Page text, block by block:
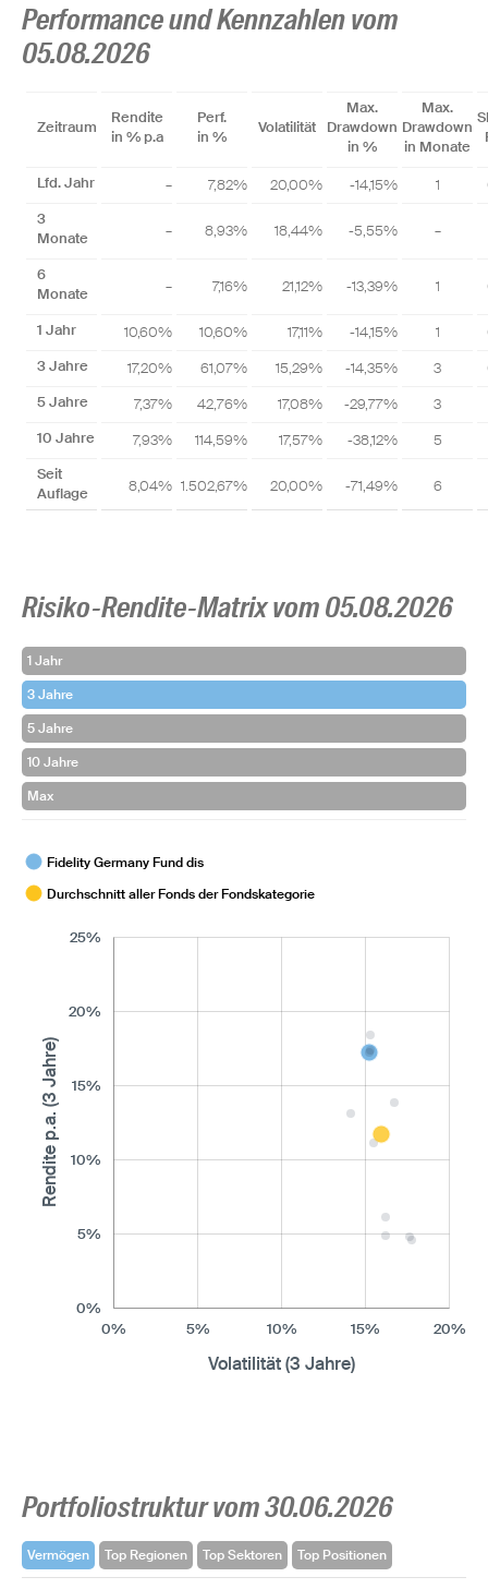
Performance und Kennzahlen vom
05.08.2026
Zeitraum
Rendite
in % p.a
Perf.
in %
Volatilität
Max.
Drawdown
in %
Max.
Drawdown
in Monate
Lfd. Jahr – 7,82% 20,00% -14,15% 1
3
Monate
– 8,93% 18,44% -5,55% –
6
Monate
– 7,16% 21,12% -13,39% 1
1 Jahr 10,60% 10,60% 17,11% -14,15% 1
3 Jahre
17,20% 61,07% 15,29% -14,35% 3
5 Jahre
7,37% 42,76% 17,08% -29,77% 3
10 Jahre
7,93% 114,59% 17,57% -38,12%
5
Seit
Auflage
8,04% 1.502,67% 20,00% -71,49% 6
Risiko-Rendite-Matrix vom 05.08.2026
1 Jahr
3 Jahre
5 Jahre
10 Jahre
Max
Fidelity Germany Fund dis
Durchschnitt aller Fonds der Fondskategorie
0% 5% 10% 15% 20%
Volatilität (3 Jahre)
0%
5%
10%
15%
20%
25%
Rendite p.a. (3 Jahre)
Portfoliostruktur vom 30.06.2026
Vermögen Top Regionen Top Sektoren Top Positionen